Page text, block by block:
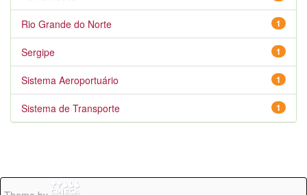
1
Rio Grande do Norte
1
Sergipe
1
Sistema Aeroportuário
1
Sistema de Transporte